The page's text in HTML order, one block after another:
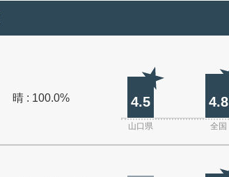
晴 : 100.0% 4.5 4.8
山口県 全国